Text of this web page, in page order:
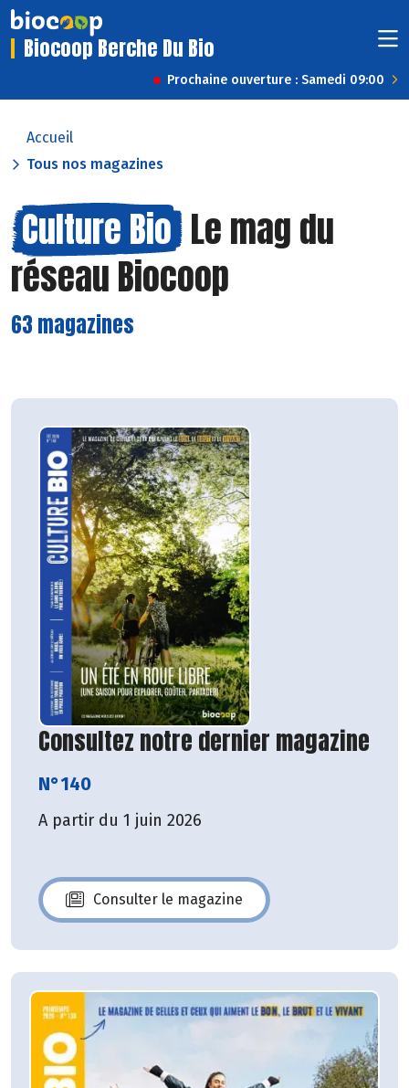
Biocoop Berche Du Bio
Prochaine ouverture : Samedi 09:00
Accueil
Tous nos magazines
Culture Bio Le mag du
réseau Biocoop
63 magazines
Consultez notre dernier magazine
N°140
A partir du 1 juin 2026
Consulter le magazine
N°140